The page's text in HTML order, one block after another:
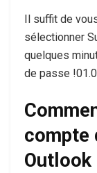
Il suffit de
sélectionner
quelques
de passe
compte
Outlook